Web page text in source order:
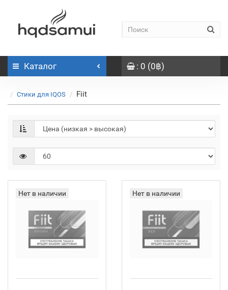
Каталог : 0 (0฿)
Стики для IQOS Fiit
Нет в наличии Нет в наличии